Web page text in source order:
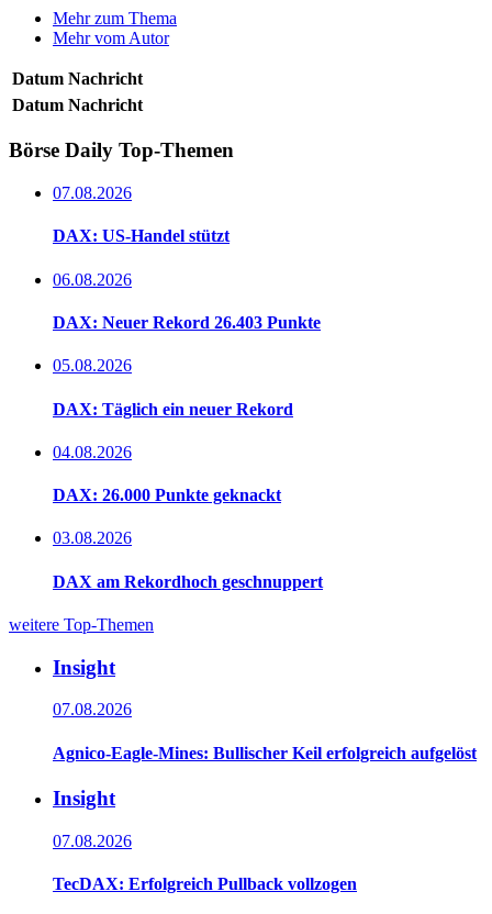
Mehr zum Thema
Mehr vom Autor
Datum Nachricht
Datum Nachricht
Börse Daily Top-Themen
07.08.2026
DAX: US-Handel stützt
06.08.2026
DAX: Neuer Rekord 26.403 Punkte
05.08.2026
DAX: Täglich ein neuer Rekord
04.08.2026
DAX: 26.000 Punkte geknackt
03.08.2026
DAX am Rekordhoch geschnuppert
weitere Top-Themen
Insight
07.08.2026
Agnico-Eagle-Mines: Bullischer Keil erfolgreich aufgelöst
Insight
07.08.2026
TecDAX: Erfolgreich Pullback vollzogen